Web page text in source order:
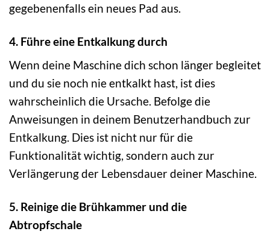
gegebenenfalls ein neues Pad aus.
4. Führe eine Entkalkung durch
Wenn deine Maschine dich schon länger begleitet
und du sie noch nie entkalkt hast, ist dies
wahrscheinlich die Ursache. Befolge die
Anweisungen in deinem Benutzerhandbuch zur
Entkalkung. Dies ist nicht nur für die
Funktionalität wichtig, sondern auch zur
Verlängerung der Lebensdauer deiner Maschine.
5. Reinige die Brühkammer und die
Abtropfschale